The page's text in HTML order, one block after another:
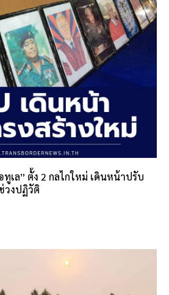
ทูเล” ตั้ง 2 กลไกใหม่ เดินหน้าปรับ
วงปฏิวัติ